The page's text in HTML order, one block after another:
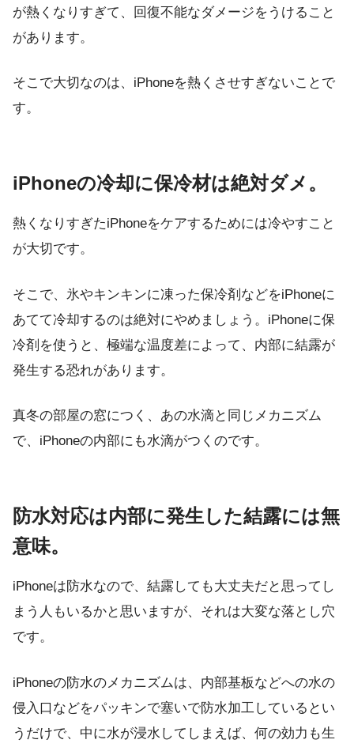
が熱くなりすぎて、回復不能なダメージをうけること
があります。
そこで大切なのは、iPhoneを熱くさせすぎないことで
す。
iPhoneの冷却に保冷材は絶対ダメ。
熱くなりすぎたiPhoneをケアするためには冷やすこと
が大切です。
そこで、氷やキンキンに凍った保冷剤などをiPhoneに
あてて冷却するのは絶対にやめましょう。iPhoneに保
冷剤を使うと、極端な温度差によって、内部に結露が
発生する恐れがあります。
真冬の部屋の窓につく、あの水滴と同じメカニズム
で、iPhoneの内部にも水滴がつくのです。
防水対応は内部に発生した結露には無
意味。
iPhoneは防水なので、結露しても大丈夫だと思ってし
まう人もいるかと思いますが、それは大変な落とし穴
です。
iPhoneの防水のメカニズムは、内部基板などへの水の
侵入口などをパッキンで塞いで防水加工しているとい
うだけで、中に水が浸水してしまえば、何の効力も生